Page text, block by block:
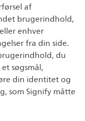
af
brugerindhold,
enhver
fra din side.
du
søgsmål,
din identitet og
som Signify måtte